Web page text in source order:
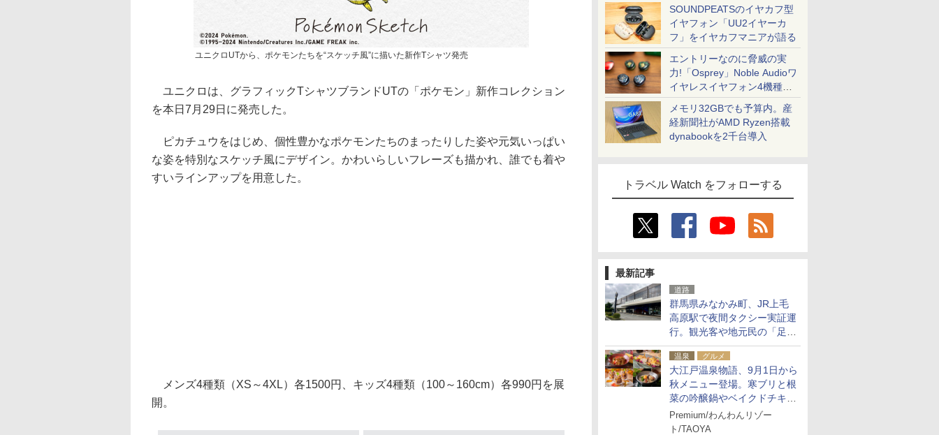
SOUNDPEATSのイヤカフ型
イヤフォン「UU2イヤーカ
フ」をイヤカフマニアが語る
エントリーなのに脅威の実
力!「Osprey」Noble Audioワ
イヤレスイヤフォン4機種を
一気に聴く
メモリ32GBでも予算内。産
経新聞社がAMD Ryzen搭載
dynabookを2千台導入
トラベル Watch をフォローする
最新記事
道路
群馬県みなかみ町、JR上毛
高原駅で夜間タクシー実証運
行。観光客や地元民の「足が
ない」課題解消へ、木金土に
2台体制
温泉 グルメ
大江戸温泉物語、9月1日から
秋メニュー登場。寒ブリと根
菜の吟醸鍋やベイクドチキ
ン、ショコラ＆栗スイーツも
食べ放題に
Premium/わんわんリゾー
ト/TAOYA
ユニクロUTから、ポケモンたちを“スケッチ風”に描いた新作Tシャツ発売
ユニクロは、グラフィックTシャツブランドUTの「ポケモン」新作コレクション
を本日7月29日に発売した。
ピカチュウをはじめ、個性豊かなポケモンたちのまったりした姿や元気いっぱい
な姿を特別なスケッチ風にデザイン。かわいらしいフレーズも描かれ、誰でも着や
すいラインアップを用意した。
メンズ4種類（XS～4XL）各1500円、キッズ4種類（100～160cm）各990円を展
開。